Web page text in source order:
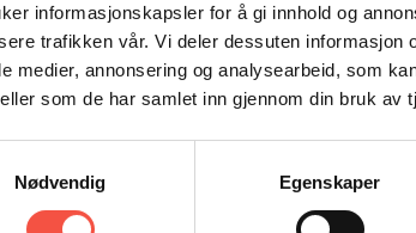
informasjonskapsler for å gi innhold og
trafikken vår. Vi deler dessuten
medier, annonsering og analysearbeid, som
som de har samlet inn gjennom din bruk av
Nødvendig
Egenskaper
Damp
Nilsen (1895)